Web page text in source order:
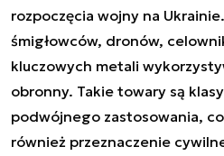
rozpoczęcia wojny na
śmigłowców, dronów,
kluczowych metali
obronny. Takie towary są
podwójnego zastosowania,
również przeznaczenie